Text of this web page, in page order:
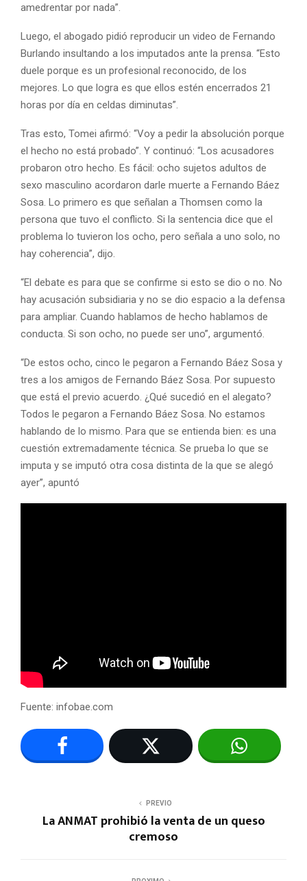
amedrentar por nada”.
Luego, el abogado pidió reproducir un video de Fernando
Burlando insultando a los imputados ante la prensa. “Esto
duele porque es un profesional reconocido, de los
mejores. Lo que logra es que ellos estén encerrados 21
horas por día en celdas diminutas”.
Tras esto, Tomei afirmó: “Voy a pedir la absolución porque
el hecho no está probado”. Y continuó: “Los acusadores
probaron otro hecho. Es fácil: ocho sujetos adultos de
sexo masculino acordaron darle muerte a Fernando Báez
Sosa. Lo primero es que señalan a Thomsen como la
persona que tuvo el conflicto. Si la sentencia dice que el
problema lo tuvieron los ocho, pero señala a uno solo, no
hay coherencia”, dijo.
“El debate es para que se confirme si esto se dio o no. No
hay acusación subsidiaria y no se dio espacio a la defensa
para ampliar. Cuando hablamos de hecho hablamos de
conducta. Si son ocho, no puede ser uno”, argumentó.
“De estos ocho, cinco le pegaron a Fernando Báez Sosa y
tres a los amigos de Fernando Báez Sosa. Por supuesto
que está el previo acuerdo. ¿Qué sucedió en el alegato?
Todos le pegaron a Fernando Báez Sosa. No estamos
hablando de lo mismo. Para que se entienda bien: es una
cuestión extremadamente técnica. Se prueba lo que se
imputa y se imputó otra cosa distinta de la que se alegó
ayer”, apuntó
Fuente: infobae.com
PREVIO
La ANMAT prohibió la venta de un queso
cremoso